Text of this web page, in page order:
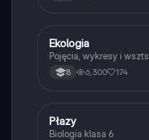
Biologia
Ekologia
Pojęcia, wykresy i
8 6,300 174
PBiologia
Płazy
Biologia klasa 6